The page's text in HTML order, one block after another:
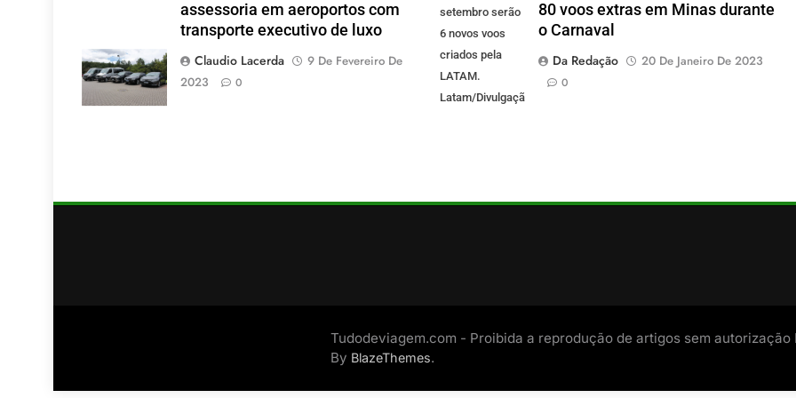
assessoria em aeroportos com
transporte executivo de luxo
Claudio Lacerda
9 De Fevereiro De
2023
0
setembro serão
6 novos voos
criados pela
LATAM.
Latam/Divulgação)
80 voos extras em Minas durante
o Carnaval
Da Redação
20 De Janeiro De 2023
0
Tudodeviagem.com - Proibida a reprodução de artigos sem autorização
By BlazeThemes.